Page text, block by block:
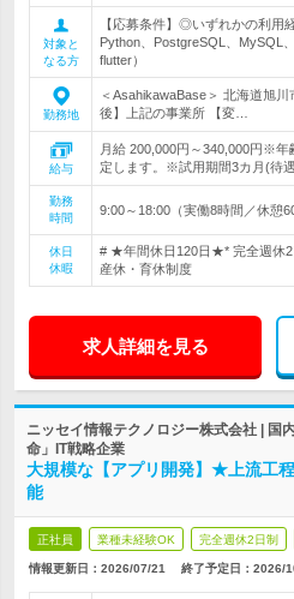
対象と
なる方
【応募条件】◎いずれかの利用
Python、PostgreSQL、MySQL
flutter）
勤務地
＜AsahikawaBase＞ 北海道旭
後】上記の事業所 【変…
給与
月給 200,000円～340,000円※
定します。※試用期間3カ月(待
勤務
時間
9:00～18:00（実働8時間／休憩
休日
休暇
# ★年間休日120日★* 完全週休2
産休・育休制度
求人詳細を見る
ニッセイ情報テクノロジー株式会社 | 国
命」IT戦略企業
大規模な【アプリ開発】★上流工
能
正社員 業種未経験OK 完全週休2日制
情報更新日：2026/07/21 終了予定日： 2026/